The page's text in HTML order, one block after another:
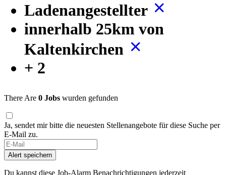
Ladenangestellter
innerhalb 25km von
Kaltenkirchen
+ 2
There Are 0 Jobs wurden gefunden
Ja, sendet mir bitte die neuesten Stellenangebote für diese Suche per
E-Mail zu.
Alert speichern
Du kannst diese Job-Alarm Benachrichtigungen jederzeit